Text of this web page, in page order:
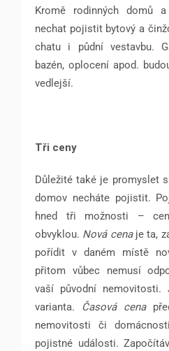
Kromě rodinných domů
nechat pojistit bytový a
chatu i půdní vestavbu.
bazén, oplocení apod.
vedlejší.
Tři ceny
Důležité také je promyslet
domov necháte pojistit.
hned tři možnosti –
obvyklou. Nová cenaje ta,
pořídit v daném místě
přitom vůbec nemusí
vaší původní
varianta.
Časová cena
nemovitosti či
pojistné události.